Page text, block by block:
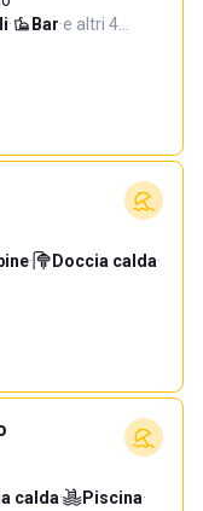
· Bar·e altri 4…
· Doccia calda·
calda· Piscina·